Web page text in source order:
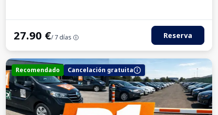
27.90 €/ 7 días Reserva
Recomendado Cancelación gratuita